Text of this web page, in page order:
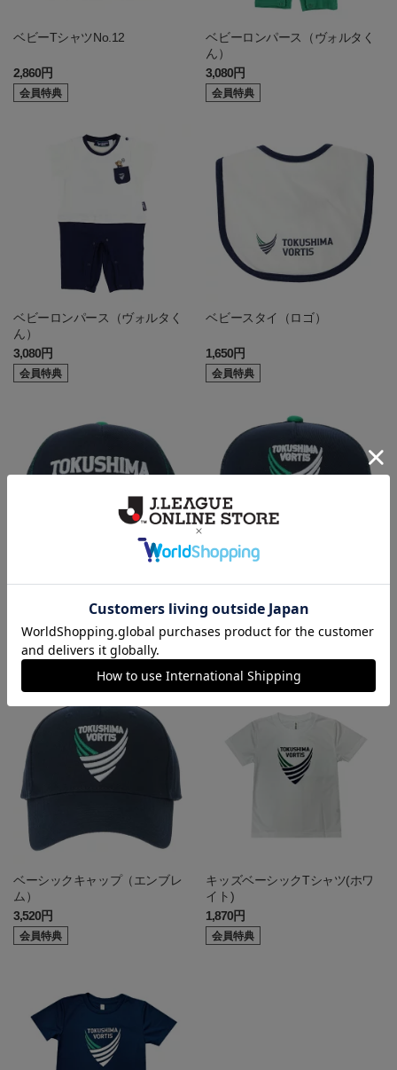
ベビーTシャツNo.12
2,860円
会員特典
ベビーロンパース（ヴォルタく
ん）
3,080円
会員特典
ベビーロンパース（ヴォルタく
ん）
3,080円
会員特典
ベビースタイ（ロゴ）
1,650円
会員特典
3,520円
会員特典
ブレム）
3,080円
ベーシックキャップ（エンブレ
ム）
3,520円
会員特典
キッズベーシックTシャツ(ホワ
イト)
1,870円
会員特典